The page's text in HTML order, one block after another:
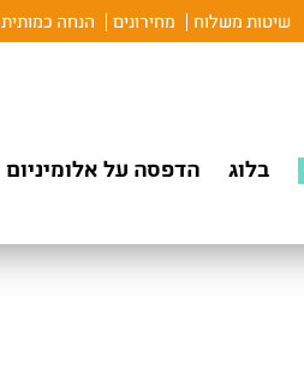
שיטות משלוח מחירונים הנחה כמותית
בלוג הדפסה על אלומיניום